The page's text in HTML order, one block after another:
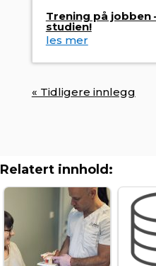
Trening på jobben
studien!
les mer
« Tidligere innlegg
Relatert innhold: